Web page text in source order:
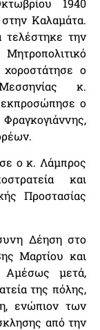
1940
Καλαμάτα.
τελέστηκε την
ο
κ.
ο
ο κ. Λάμπρος
και
Προστασίας
Δέηση στο
Μαρτίου και
Αμέσως μετά,
της πόλης,
ενώπιον των
από την